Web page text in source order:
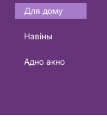
Основная
навигация
Для дому
Навіны
Адно акно